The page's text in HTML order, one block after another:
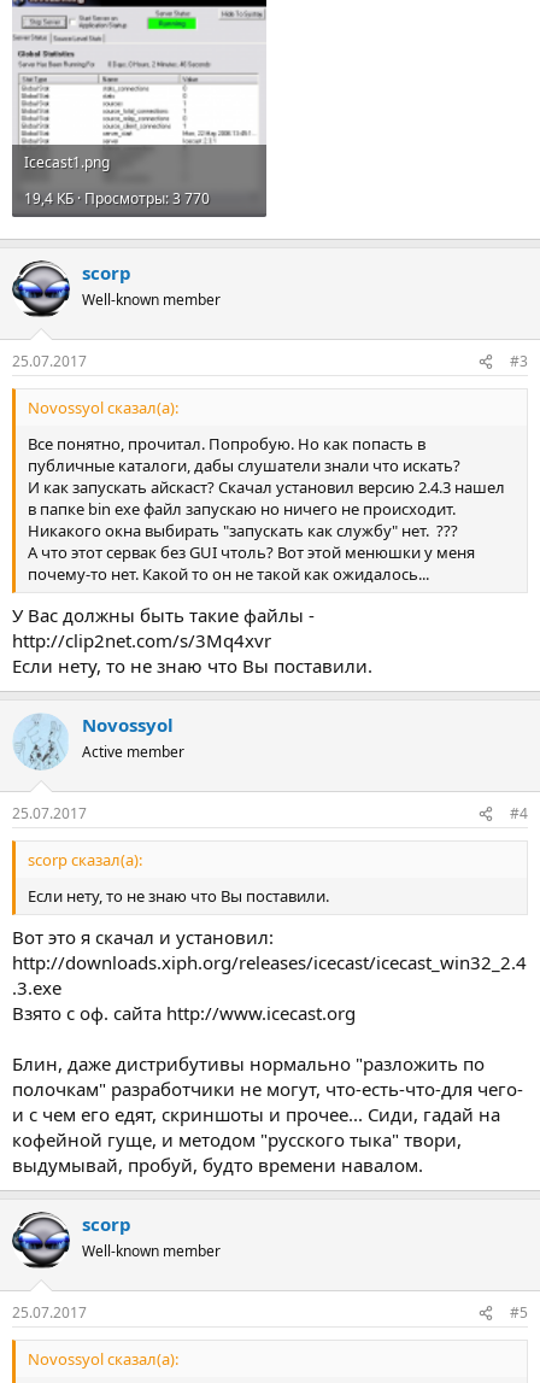
Icecast1.png
19,4 КБ · Просмотры: 3 770
scorp
Well-known member
25.07.2017 #3
Novossyol сказал(а):
Все понятно, прочитал. Попробую. Но как попасть в
публичные каталоги, дабы слушатели знали что искать?
И как запускать айскаст? Скачал установил версию 2.4.3 нашел
в папке bin exe файл запускаю но ничего не происходит.
Никакого окна выбирать "запускать как службу" нет. ???
А что этот сервак без GUI чтоль? Вот этой менюшки у меня
почему-то нет. Какой то он не такой как ожидалось...
У Вас должны быть такие файлы -
http://clip2net.com/s/3Mq4xvr
Если нету, то не знаю что Вы поставили.
Novossyol
Active member
25.07.2017 #4
scorp сказал(а):
Если нету, то не знаю что Вы поставили.
Вот это я скачал и установил:
http://downloads.xiph.org/releases/icecast/icecast_win32_2.4
.3.exe
Взято с оф. сайта http://www.icecast.org
Блин, даже дистрибутивы нормально "разложить по
полочкам" разработчики не могут, что-есть-что-для чего-
и с чем его едят, скриншоты и прочее... Сиди, гадай на
кофейной гуще, и методом "русского тыка" твори,
выдумывай, пробуй, будто времени навалом.
scorp
Well-known member
25.07.2017 #5
Novossyol сказал(а):